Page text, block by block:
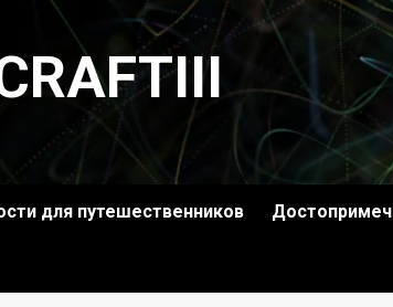
для путешественников